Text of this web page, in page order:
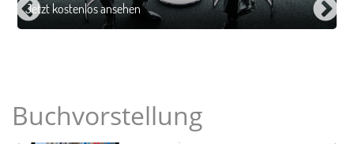
Jetzt kostenlos ansehen
Buchvorstellung